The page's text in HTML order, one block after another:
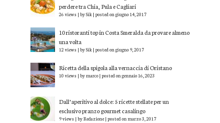
perdere tra Chia, Pula e Cagliari
26 views |bySik |posted on giugno 14, 2017
10 ristoranti top in Costa Smeralda da provare almeno
una volta
12 views |bySik |posted on giugno 9, 2017
Ricetta della spigola alla vernaccia di Oristano
10 views |bymarco |posted on gennaio 16, 2023
Dall’aperitivo al dolce: 5 ricette stellate per un
esclusivo pranzo gourmet casalingo
9 views |byRedazione |posted on marzo 3, 2017